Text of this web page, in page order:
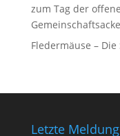
zum Tag der
Fledermäuse –
Letzte